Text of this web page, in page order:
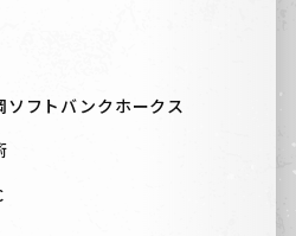
ソフトバンクホークス